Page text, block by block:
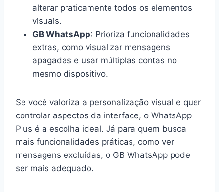
alterar praticamente todos os elementos
visuais.
GB WhatsApp: Prioriza funcionalidades
extras, como visualizar mensagens
apagadas e usar múltiplas contas no
mesmo dispositivo.
Se você valoriza a personalização visual e quer
controlar aspectos da interface, o WhatsApp
Plus é a escolha ideal. Já para quem busca
mais funcionalidades práticas, como ver
mensagens excluídas, o GB WhatsApp pode
ser mais adequado.